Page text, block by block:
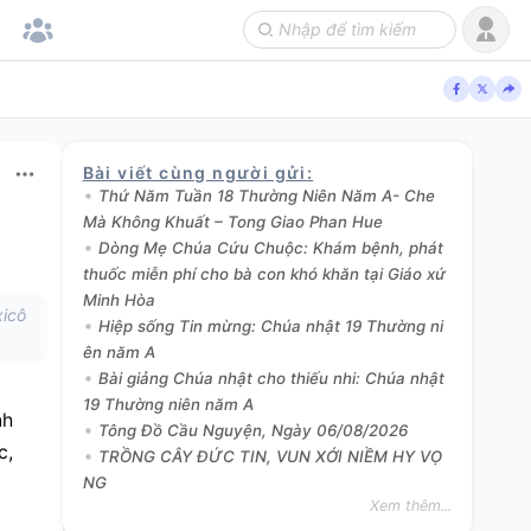
Bài viết cùng người gửi :
Thứ Năm Tuần 18 Thường Niên Năm A- Che
Mà Không Khuất – Tong Giao Phan Hue
Dòng Mẹ Chúa Cứu Chuộc: Khám bệnh, phát
thuốc miễn phí cho bà con khó khăn tại Giáo xứ
Minh Hòa
Hiệp sống Tin mừng: Chúa nhật 19 Thường ni
ên năm A
Bài giảng Chúa nhật cho thiếu nhi: Chúa nhật
19 Thường niên năm A
Tông Đồ Cầu Nguyện, Ngày 06/08/2026
TRỒNG CÂY ĐỨC TIN, VUN XỚI NIỀM HY VỌ
NG
Xem thêm...